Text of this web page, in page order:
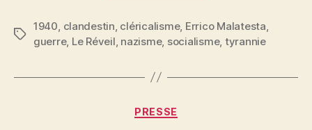
Étiquettes
1940, clandestin, cléricalisme, Errico Malatesta,
guerre, Le Réveil, nazisme, socialisme, tyrannie
Catégories
PRESSE